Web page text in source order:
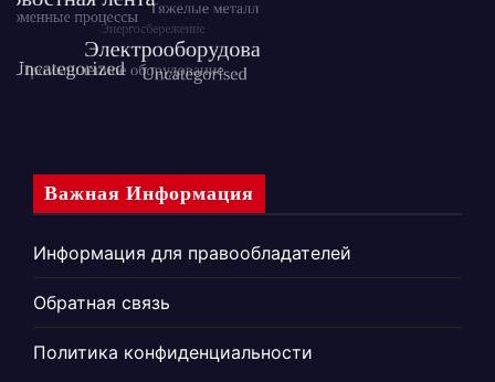
Важная Информация
Информация для правообладателей
Обратная связь
Политика конфиденциальности